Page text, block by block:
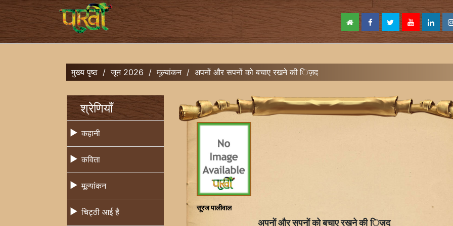
मुख्य पृष्ठ / जून 2026 / मूल्यांकन / अपनों और सपनों को बचाए रखने की िज़द
श्रेणियाँ
कहानी
कविता
मूल्यांकन
चिट्ठी आई है सूरज पालीवाल
अपनों और सपनों को बचाए रखने की िज़द